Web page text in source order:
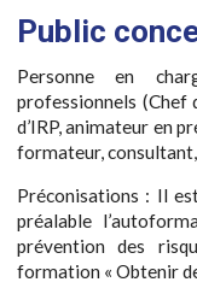
Public
Personne en
professionnels (Chef
d’IRP, animateur en
formateur,
Préconisations : Il
préalable
prévention des
formation « Obtenir